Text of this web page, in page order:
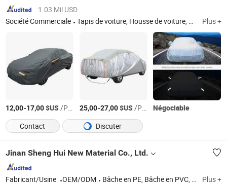
1.03 Mil USD
Société Commerciale
Tapis de voiture, Housse de voiture, Housse de volant, Housse de siège de voiture, Coussin de siège de voiture, Lame d'essuie-glace, Extincteur, Ventilateur automobile, Barres de toit de voiture Plus +
12,00-17,00$US/Pièce 25,00-27,00$US/Pièce
Négociable
Contact
Discuter
Jinan Sheng Hui New Material Co., Ltd.
Fabricant/Usine OEM/ODM Bâche en PE, Bâche en PVC, Film en PE, Tente Plus +